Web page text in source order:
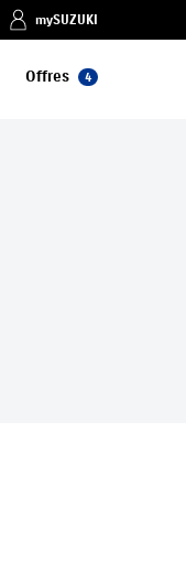
mySUZUKI
Offres 4